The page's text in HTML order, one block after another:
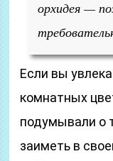
орхидея —
Если вы
комнатных
подумывали о
заиметь в